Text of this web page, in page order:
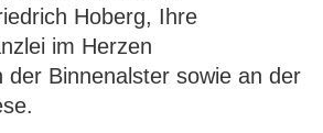
Hoberg, Ihre
im Herzen
der Binnenalster sowie an der